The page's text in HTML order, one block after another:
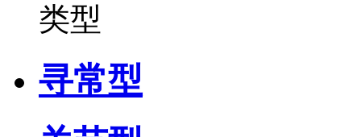
类型
寻常型